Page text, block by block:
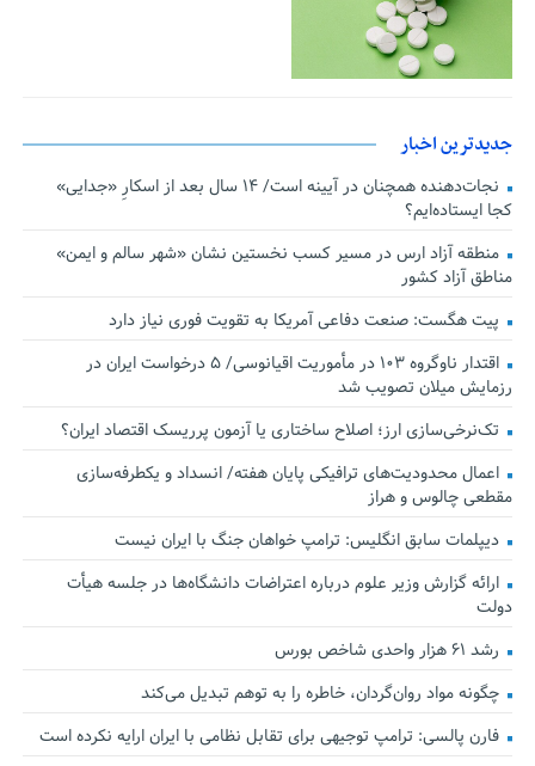
جدیدترین اخبار
نجات‌دهنده‌ همچنان در آیینه است/ ۱۴ سال بعد از اسکارِ «جدایی»
کجا ایستاده‌ایم؟
منطقه آزاد ارس در مسیر کسب نخستین نشان «شهر سالم و ایمن»
مناطق آزاد کشور
پیت هگست: صنعت دفاعی آمریکا به تقویت فوری نیاز دارد
اقتدار ناوگروه ۱۰۳ در مأموریت‌ اقیانوسی/ ۵ درخواست ایران در
رزمایش میلان تصویب شد
تک‌نرخی‌سازی ارز؛ اصلاح ساختاری یا آزمون پرریسک اقتصاد ایران؟
اعمال محدودیت‌های ترافیکی پایان هفته/ انسداد و یکطرفه‌سازی
مقطعی چالوس و هراز
دیپلمات سابق انگلیس:‌ ترامپ خواهان جنگ با ایران نیست
ارائه گزارش وزیر علوم درباره اعتراضات دانشگاه‌ها در جلسه هیأت
دولت
رشد ۶۱ هزار واحدی شاخص بورس
چگونه مواد روان‌گردان، خاطره را به توهم تبدیل می‌کند
فارن پالسی: ترامپ توجیهی برای تقابل نظامی با ایران ارایه نکرده است